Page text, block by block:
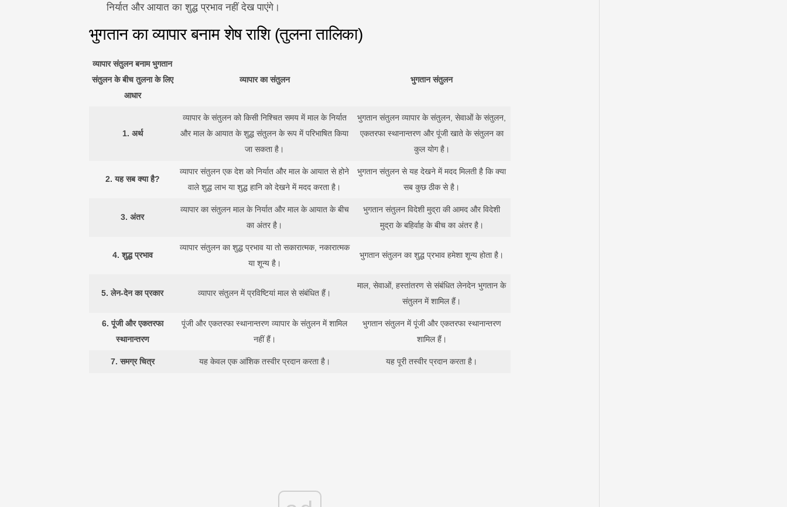
निर्यात और आयात का शुद्ध प्रभाव नहीं देख पाएंगे।
भुगतान का व्यापार बनाम शेष राशि (तुलना तालिका)
व्यापार संतुलन बनाम भुगतान
संतुलन के बीच तुलना के लिए
आधार
व्यापार का संतुलन भुगतान संतुलन
1. अर्थ
व्यापार के संतुलन को किसी निश्चित समय में माल के निर्यात
और माल के आयात के शुद्ध संतुलन के रूप में परिभाषित किया
जा सकता है।
भुगतान संतुलन व्यापार के संतुलन, सेवाओं के संतुलन,
एकतरफा स्थानान्तरण और पूंजी खाते के संतुलन का
कुल योग है।
2.यह सब क्या है?
व्यापार संतुलन एक देश को निर्यात और माल के आयात से होने
वाले शुद्ध लाभ या शुद्ध हानि को देखने में मदद करता है।
भुगतान संतुलन से यह देखने में मदद मिलती है कि क्या
सब कुछ ठीक से है।
3.अंतर
व्यापार का संतुलन माल के निर्यात और माल के आयात के बीच
का अंतर है।
भुगतान संतुलन विदेशी मुद्रा की आमद और विदेशी
मुद्रा के बहिर्वाह के बीच का अंतर है।
4.शुद्ध प्रभाव
व्यापार संतुलन का शुद्ध प्रभाव या तो सकारात्मक, नकारात्मक
या शून्य है।
भुगतान संतुलन का शुद्ध प्रभाव हमेशा शून्य होता है।
5.लेन-देन का प्रकार व्यापार संतुलन में प्रविष्टियां माल से संबंधित हैं।
माल, सेवाओं, हस्तांतरण से संबंधित लेनदेन भुगतान के
संतुलन में शामिल हैं।
6.पूंजी और एकतरफा
स्थानान्तरण
पूंजी और एकतरफा स्थानान्तरण व्यापार के संतुलन में शामिल
नहीं हैं।
भुगतान संतुलन में पूंजी और एकतरफा स्थानान्तरण
शामिल हैं।
7.समग्र चित्र यह केवल एक आंशिक तस्वीर प्रदान करता है। यह पूरी तस्वीर प्रदान करता है।